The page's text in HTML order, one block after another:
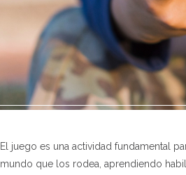
El juego es una actividad fundamental
mundo que los rodea, aprendiendo